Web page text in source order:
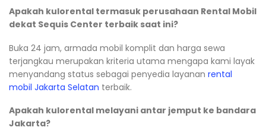
Apakah kulorental termasuk perusahaan Rental Mobil
dekat Sequis Center terbaik saat ini?
Buka 24 jam, armada mobil komplit dan harga sewa
terjangkau merupakan kriteria utama mengapa kami layak
menyandang status sebagai penyedia layanan rental
mobil Jakarta Selatan terbaik.
Apakah kulorental melayani antar jemput ke bandara
Jakarta?